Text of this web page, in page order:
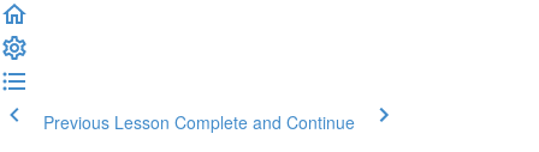
Previous Lesson Complete and Continue